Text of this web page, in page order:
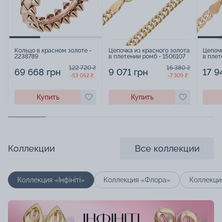
Кольцо в красном золоте -
2238789
69 668 грн 122 720 ₴
-53 052 ₴
Купить
Цепочка из красного золота
в плетении ромб - 1506107
9 071 грн 16 380 ₴
-7 309 ₴
Купить
в
17
Коллекции
Коллекция «Інфініті» Коллекция «Флора»
Все коллекции